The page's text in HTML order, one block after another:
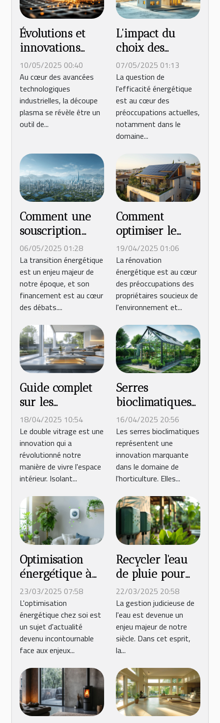
Évolutions et
innovations
dans la
technologie des
découpeurs
plasma
10/05/2025 00:40
Au cœur des avancées
technologiques
industrielles, la découpe
plasma se révèle être un
outil de...
L'impact du
choix des
matériaux de
construction sur
la
consommation
énergétique
07/05/2025 01:13
La question de
l'efficacité énergétique
est au cœur des
préoccupations actuelles,
notamment dans le
domaine...
Comment une
souscription
rapide finance
la transition
énergétique
06/05/2025 01:28
La transition énergétique
est un enjeu majeur de
notre époque, et son
financement est au cœur
des débats....
Comment
optimiser le
financement de
votre
rénovation
énergétique
19/04/2025 01:06
La rénovation
énergétique est au cœur
des préoccupations des
propriétaires soucieux de
l'environnement et...
Guide complet
sur les
avantages du
double vitrage
pour les
fenêtres
18/04/2025 10:54
Le double vitrage est une
innovation qui a
révolutionné notre
manière de vivre l'espace
intérieur. Isolant...
Serres
bioclimatiques
conception et
avantages pour
un jardinage
productif toute
l'année
16/04/2025 20:56
Les serres bioclimatiques
représentent une
innovation marquante
dans le domaine de
l'horticulture. Elles...
Optimisation
énergétique à
domicile les
meilleures
pratiques peu
connues
23/03/2025 07:58
L'optimisation
énergétique chez soi est
un sujet d'actualité
devenu incontournable
face aux enjeux...
Recycler l'eau
de pluie pour
votre jardin les
systèmes de
récupération
d'eau faciles à
installer
22/03/2025 20:58
La gestion judicieuse de
l'eau est devenue un
enjeu majeur de notre
siècle. Dans cet esprit,
la...